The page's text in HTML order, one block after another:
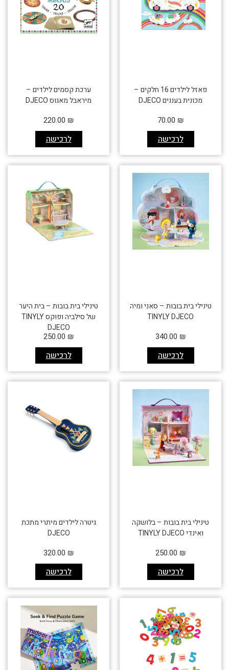
פאזל לילדים 16 חלקים –
מכונית בעננים DJECO
לרכישה
70.00 ₪
ערכת קסמים לילדים –
מיראבל מאגוס DJECO
לרכישה
220.00 ₪
טינילי בית בובות – סאני ומיה
TINYLY DJECO
לרכישה
340.00 ₪
טינילי בית בובות – בית היער
של סילביה ופוקס TINYLY
DJECO
לרכישה
250.00 ₪
טינילי בית בובות – בלושקה
ואינדי TINYLY DJECO
לרכישה
250.00 ₪
גיטרה לילדים מיתרי מתכת
DJECO
לרכישה
320.00 ₪